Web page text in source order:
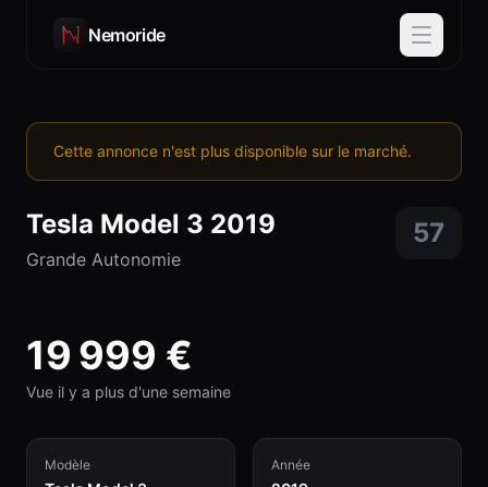
Nemoride
Cette annonce n'est plus disponible sur le marché.
Tesla Model 3 2019
Grande Autonomie
57
19 999 €
Vue il y a plus d'une semaine
Modèle Année